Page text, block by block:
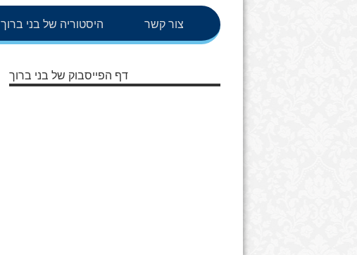
היסטוריה של בני ברוך צור קשר
דף הפייסבוק של בני ברוך